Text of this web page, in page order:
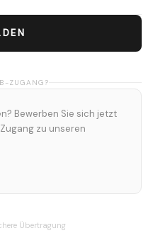
ZUGANG?
Bewerben Sie sich jetzt
zu unseren
Übertragung